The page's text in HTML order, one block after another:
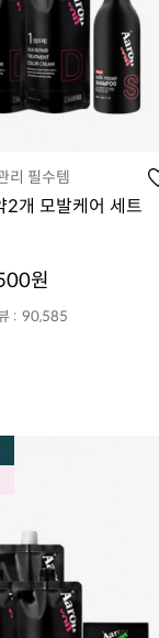
리 필수템
2개 모발케어 세트
원
: 90,585